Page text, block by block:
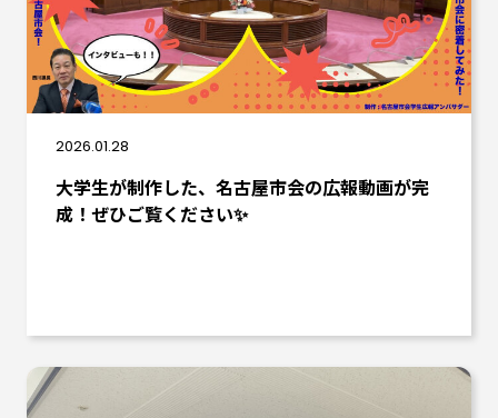
2026.01.28
大学生が制作した、名古屋市会の広報動画が完
成！ぜひご覧ください✨